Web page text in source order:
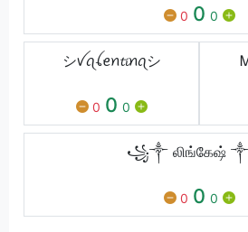
0 0 0
シ︎ꪜꪖꪶꫀꪀ𝓽𝓲ꪀꪖシ︎
0 0 0
꧁༒ லிங்கேஷ்
0 0 0